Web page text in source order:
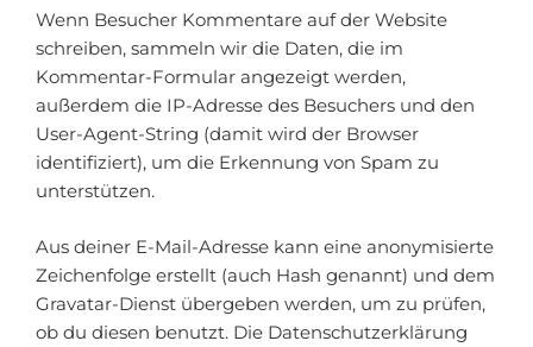
Wenn Besucher Kommentare auf der Website
schreiben, sammeln wir die Daten, die im
Kommentar-Formular angezeigt werden,
außerdem die IP-Adresse des Besuchers und den
User-Agent-String (damit wird der Browser
identifiziert), um die Erkennung von Spam zu
unterstützen.
Aus deiner E-Mail-Adresse kann eine anonymisierte
Zeichenfolge erstellt (auch Hash genannt) und dem
Gravatar-Dienst übergeben werden, um zu prüfen,
ob du diesen benutzt. Die Datenschutzerklärung